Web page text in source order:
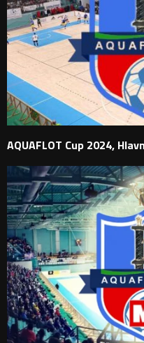
AQUAFLOT Cup 2024,